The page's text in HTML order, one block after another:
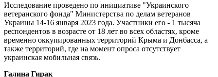
Исследование проведено по инициативе "Украинского
ветеранского фонда" Министерства по делам ветеранов
Украины 14-16 января 2023 года. Участники его - 1 тысяча
респондентов в возрасте от 18 лет во всех областях, кроме
временно оккупированных территорий Крыма и Донбасса, а
также территорий, где на момент опроса отсутствует
украинская мобильная связь.
Галина Гирак